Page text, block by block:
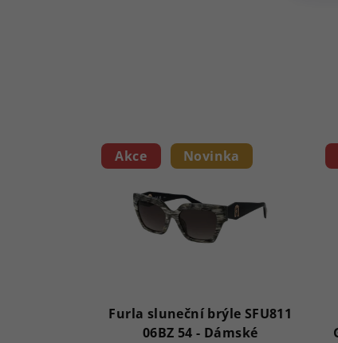
Akce Novinka
Furla sluneční brýle SFU811
06BZ 54 - Dámské